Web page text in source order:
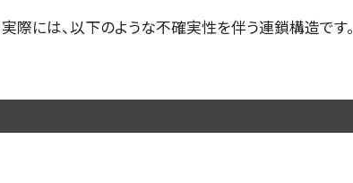
際には、以下のような不確実性を伴う連鎖構造です。